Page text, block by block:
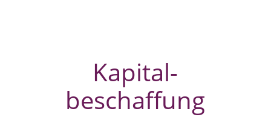
Kapital­
beschaffung